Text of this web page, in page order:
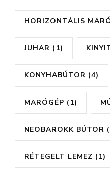
HORIZONTÁLIS
JUHAR (1)
KONYHABÚTOR (4)
MARÓGÉP (1)
NEOBAROKK BÚTOR
RÉTEGELT LEMEZ (1)